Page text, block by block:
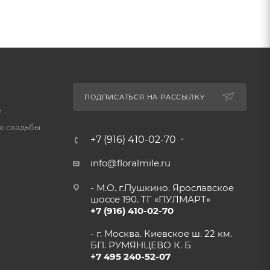
свадьбы
ПОДПИСАТЬСЯ НА РАССЫЛКУ
+7 (916) 410-02-70
info@floralmile.ru
- М.О. г.Пушкино. Ярославское
шоссе 190. ТГ «ПУЛМАРТ»
+7 (916) 410-02-70
- г. Москва. Киевское ш. 22 км.
БП. РУМЯНЦЕВО К. Б
+7 495 240-52-07